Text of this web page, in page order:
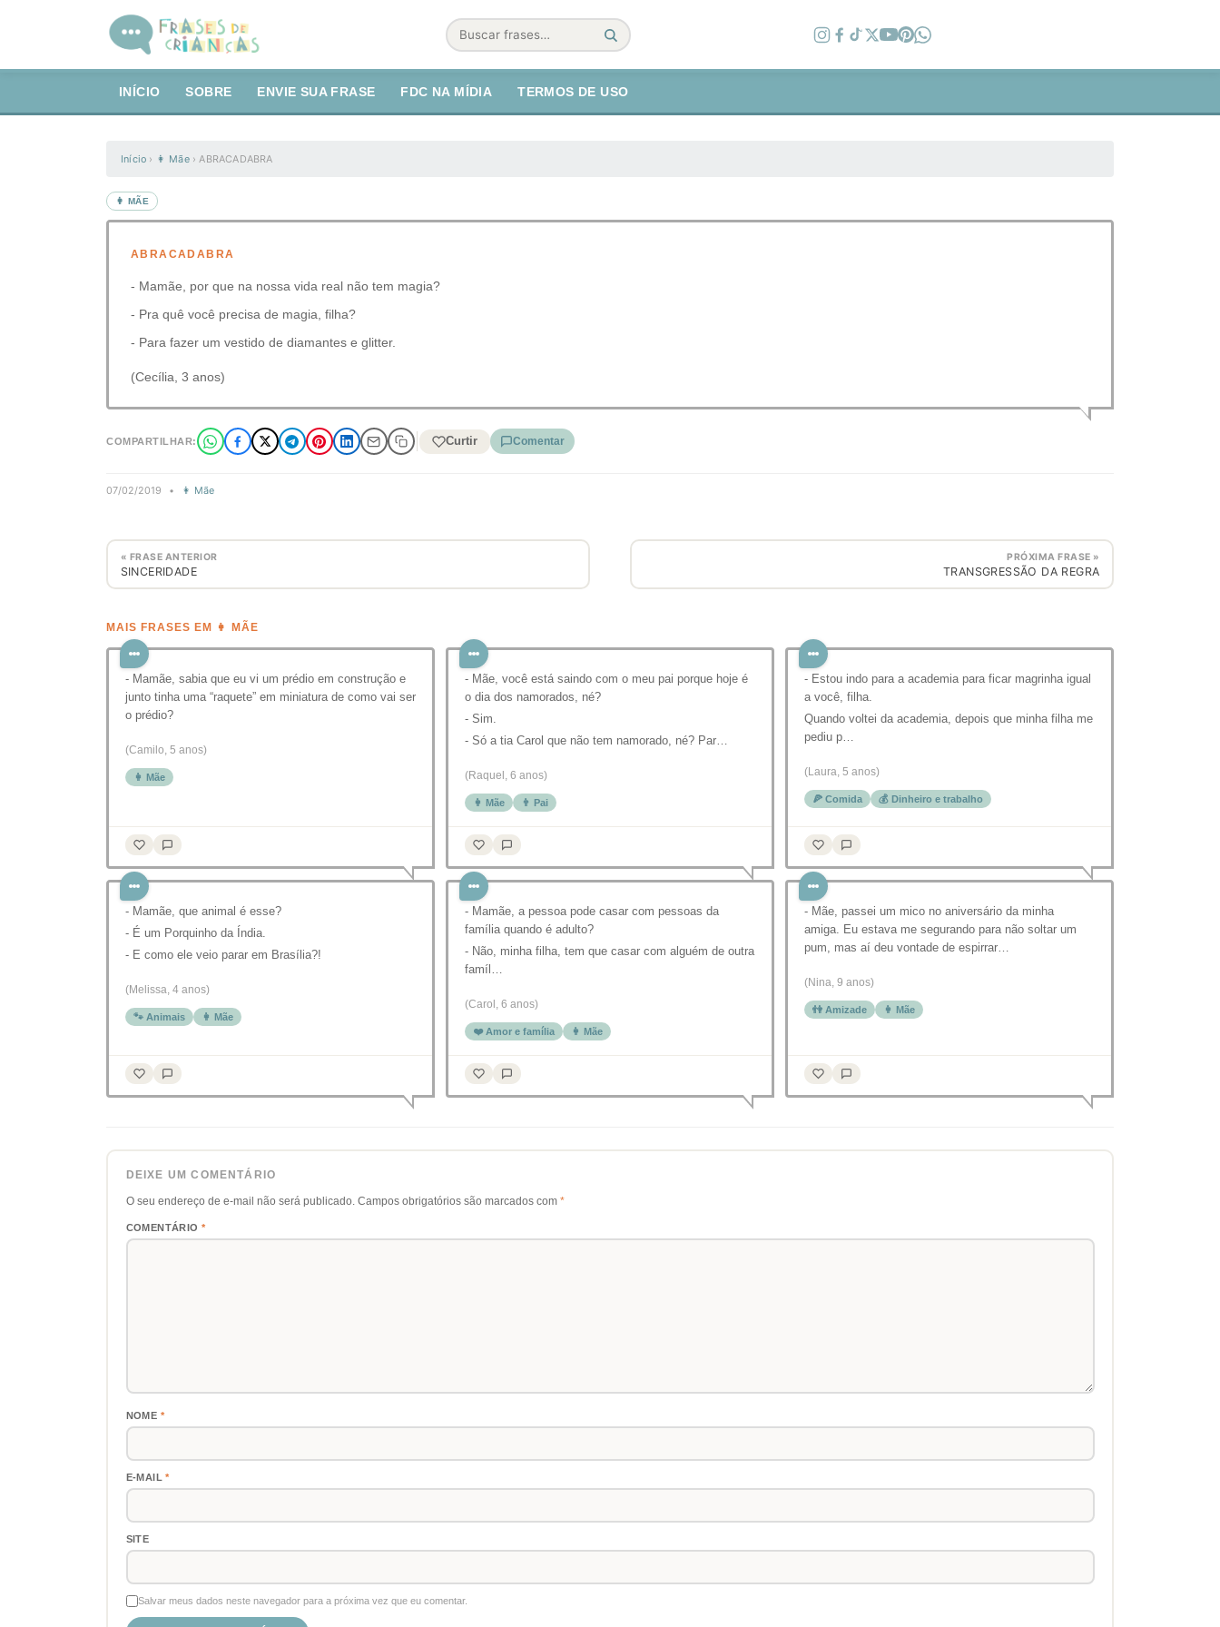
Buscar
INÍCIO SOBRE ENVIE SUA FRASE FDC NA MÍDIA TERMOS DE USO
Início › 👩 Mãe ›ABRACADABRA
👩 MÃE
ABRACADABRA
- Mamãe, por que na nossa vida real não tem magia?
- Pra quê você precisa de magia, filha?
- Para fazer um vestido de diamantes e glitter.
(Cecília, 3 anos)
COMPARTILHAR: Curtir Comentar
07/02/2019 • 👩 Mãe
« FRASE ANTERIOR
SINCERIDADE
PRÓXIMA FRASE »
TRANSGRESSÃO DA REGRA
MAIS FRASES EM 👩 MÃE
- Mamãe, sabia que eu vi um prédio em construção e
junto tinha uma “raquete” em miniatura de como vai ser
o prédio?
(Camilo, 5 anos)
👩 Mãe
- Mãe, você está saindo com o meu pai porque hoje é
o dia dos namorados, né?
- Sim.
- Só a tia Carol que não tem namorado, né? Par…
(Raquel, 6 anos)
👩 Mãe 👨 Pai
- Estou indo para a academia para ficar magrinha igual
a você, filha.
Quando voltei da academia, depois que minha filha me
pediu p…
(Laura, 5 anos)
🍕 Comida 💰 Dinheiro e trabalho
- Mamãe, que animal é esse?
- É um Porquinho da Índia.
- E como ele veio parar em Brasília?!
(Melissa, 4 anos)
🐾 Animais 👩 Mãe
- Mamãe, a pessoa pode casar com pessoas da
família quando é adulto?
- Não, minha filha, tem que casar com alguém de outra
famíl…
(Carol, 6 anos)
❤️ Amor e família 👩 Mãe
- Mãe, passei um mico no aniversário da minha
amiga. Eu estava me segurando para não soltar um
pum, mas aí deu vontade de espirrar…
(Nina, 9 anos)
👫 Amizade 👩 Mãe
DEIXE UM COMENTÁRIO
O seu endereço de e-mail não será publicado. Campos obrigatórios são marcados com *
COMENTÁRIO *
NOME *
E-MAIL*
SITE
Salvar meus dados neste navegador para a próxima vez que eu comentar.